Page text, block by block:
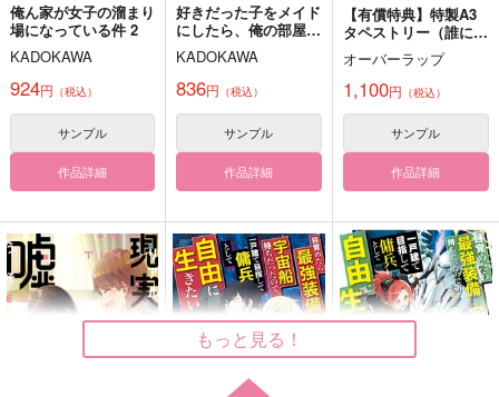
もちもちきょーだい狂
想曲！
好きな言葉はご飯大盛
り無料。
（税込）
ラウダ×グエル
サンプル
作品詳細
幸せを大盛りで
赤色おばけ
629 （税込）
勢羽夏生×朝倉シン
サンプル
作品詳細
おーるきゃら！
大盛り無料
700 （税込）
×女夢主
サンプル
作品詳細
俺ん家が女子の溜まり
場になっている件 2
KADOKAWA
924円 （税込）
サンプル
作品詳細
好きだった子をメイド
にしたら、俺の部屋で
こっそりナニかしてい
る 3
KADOKAWA
836円 （税込）
サンプル
作品詳細
【有償特典】特製A3
タペストリー（誰にで
も優しい女神様の素顔
を、俺だけが知ってい
る 1）
オーバーラップ
1,100円 （税込）
サンプル
作品詳細
もっと見る！